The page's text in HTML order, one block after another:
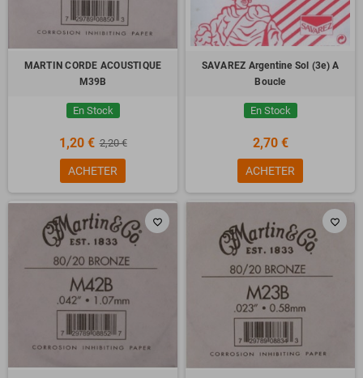
MARTIN CORDE ACOUSTIQUE
M39B
En Stock
1,20 € 2,20 €
ACHETER
SAVAREZ Argentine Sol (3e) A
Boucle
En Stock
2,70 €
ACHETER
favorite_border favorite_border